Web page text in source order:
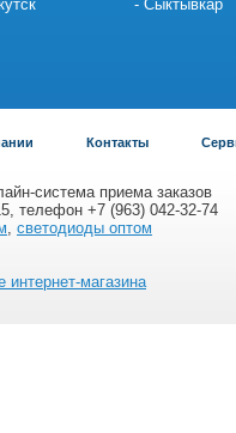
Сыктывкар
Контакты
система приема заказов
телефон +7 (963) 042-32-74
, светодиоды оптом
интернет-магазина